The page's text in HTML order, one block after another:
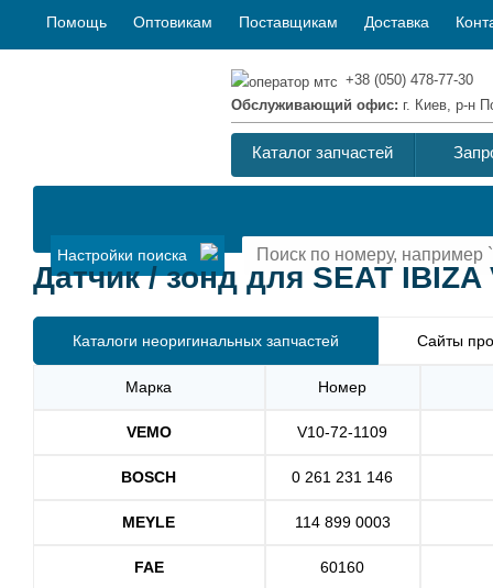
Помощь Оптовикам Поставщикам Доставка
+38 (050) 478-77-30
Обслуживающий офис: г. Киев, р-н
Каталог запчастей
Настройки поиска
Датчик / зонд для SEAT IBIZA
Каталоги неоригинальных запчастей Сайты
Марка Номер
VEMO V10-72-1109
BOSCH 0 261 231 146
MEYLE 114 899 0003
FAE 60160